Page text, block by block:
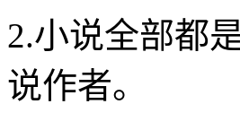
2.小说全部都
说作者。